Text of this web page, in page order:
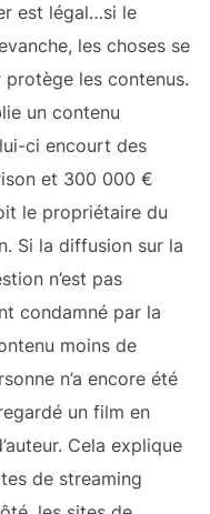
est légal…si le
les choses se
les contenus.
un contenu
ci encourt des
et 300 000 €
le propriétaire du
Si la diffusion sur la
n’est pas
condamné par la
moins de
n’a encore été
un film en
Cela explique
de streaming